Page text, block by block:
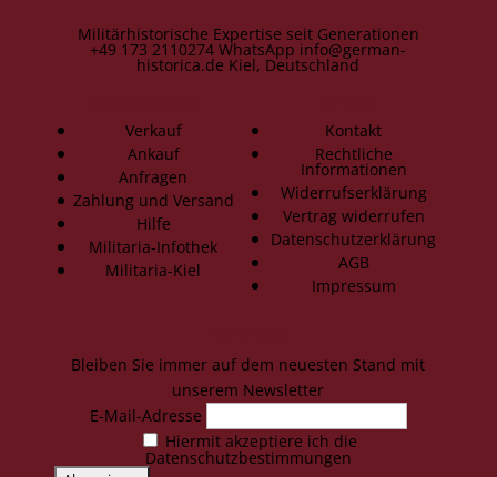
Militärhistorische Expertise seit Generationen
+49 173 2110274 WhatsApp info@german-
historica.de Kiel, Deutschland
Verkauf
Ankauf
Anfragen
Zahlung und Versand
Hilfe
Militaria-Infothek
Militaria-Kiel
Kontakt
Rechtliche
Informationen
Widerrufserklärung
Vertrag widerrufen
Datenschutzerklärung
AGB
Impressum
Bleiben Sie immer auf dem neuesten Stand mit
unserem Newsletter
E-Mail-Adresse
Hiermit akzeptiere ich die
Datenschutzbestimmungen